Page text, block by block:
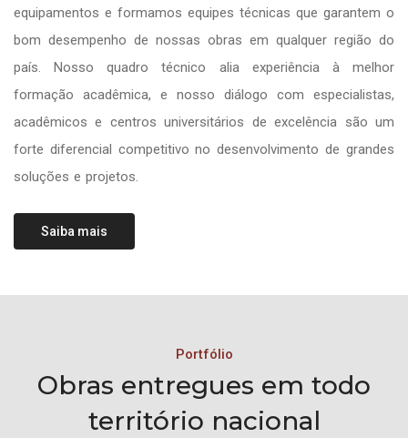
equipamentos e formamos equipes técnicas que garantem o
bom desempenho de nossas obras em qualquer região do
país. Nosso quadro técnico alia experiência à melhor
formação acadêmica, e nosso diálogo com especialistas,
acadêmicos e centros universitários de excelência são um
forte diferencial competitivo no desenvolvimento de grandes
soluções e projetos.
Saiba mais
Portfólio
Obras entregues em todo
território nacional